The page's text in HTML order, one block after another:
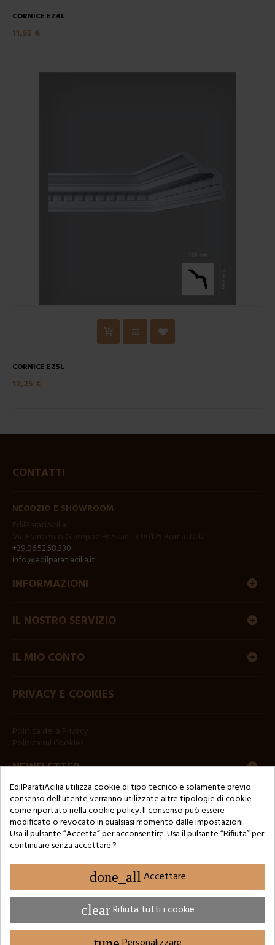
CORNICE EZ4L
11,95 €
CORNICE EZ5L
12,25 €
CONTATTI
NEGOZIO E SHOWROOM
+39.06.52.58.330
info@edilparatiacilia.it
INFORMAZIONI
IL NOSTRO SERVIZIO
IL MIO CONTO
PRIVACY E COOKIES
NEWSLETTER
Copyright © 2024 by 3Enne s.r.l.s. P.IVA/C.F.: 13466181008
Numero di iscrizione REA: RM-1449325 - Registro delle Imprese di
Roma
Website Developed by M.Borzacchini - TestSide
EdilParatiAcilia utilizza cookie di tipo tecnico e solamente previo
consenso dell'utente verranno utilizzate altre tipologie di cookie
come riportato nella cookie policy. Il consenso può essere
modificato o revocato in qualsiasi momento dalle impostazioni.
Usa il pulsante “Accetta” per acconsentire. Usa il pulsante “Rifiuta” per
continuare senza accettare.?
done_all Accettare
clearRifiuta tutti i cookie